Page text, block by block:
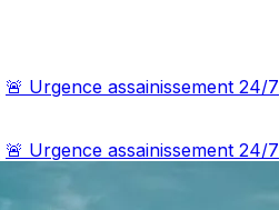
🚨 Urgence assainissement 24/7
🚨 Urgence assainissement 24/7